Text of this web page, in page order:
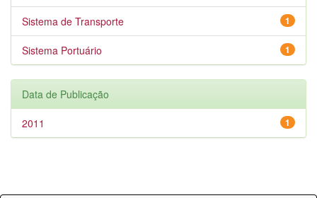
1
Sistema de Transporte
1
Sistema Portuário
Data de Publicação
1
2011